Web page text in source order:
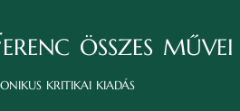
összes művei
kritikai kiadás